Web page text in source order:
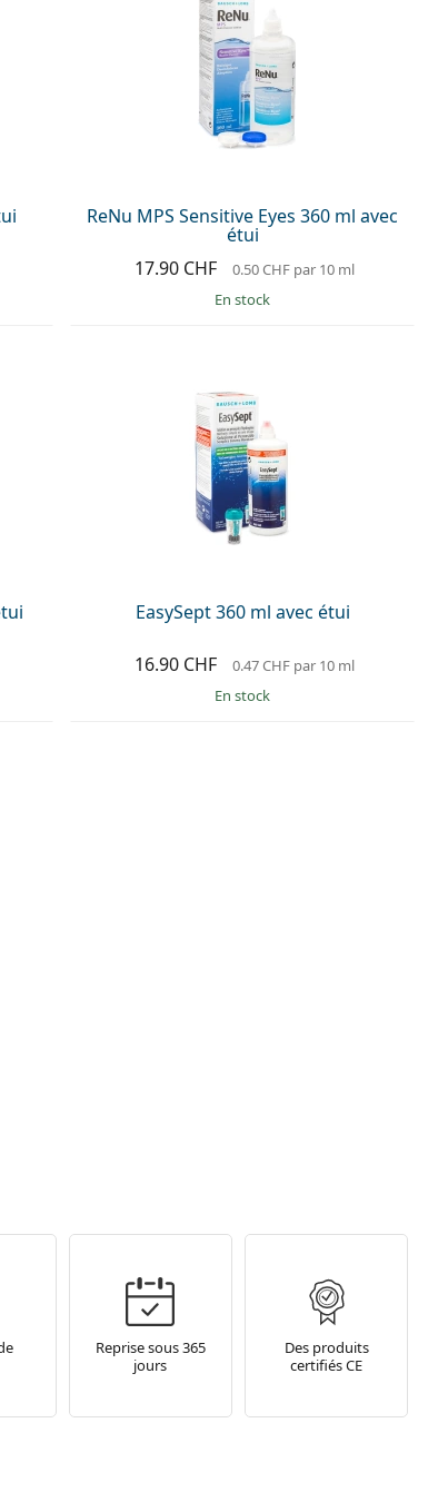
ReNu MPS Sensitive Eyes 360 ml avec
étui
17.90 CHF
0.50 CHF par 10 ml
en stock
EasySept 360 ml avec étui
16.90 CHF 0.47 CHF par 10 ml
en stock
Reprise sous 365
jours
Des produits
certifiés CE